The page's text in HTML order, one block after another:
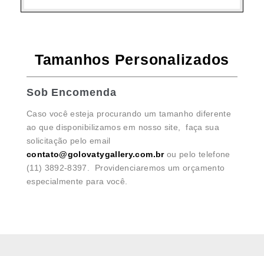
Tamanhos Personalizados
Sob Encomenda
Caso você esteja procurando um tamanho diferente
ao que disponibilizamos em nosso site, faça sua
solicitação pelo email
contato@golovatygallery.com.brou pelo telefone
(11) 3892-8397. Providenciaremos um orçamento
especialmente para você.